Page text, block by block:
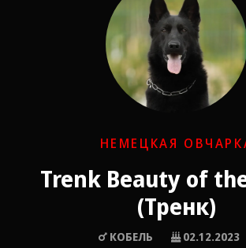
НЕМЕЦКАЯ
Trenk Beauty of
(Тренк)
КОБЕЛЬ 02.12.2023